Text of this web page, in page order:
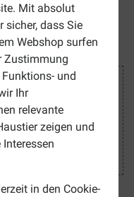
Mit absolut
sicher, dass Sie
Webshop surfen
Zustimmung
und
Ihr
relevante
zeigen und
in den Cookie-
nicht anders angegeben